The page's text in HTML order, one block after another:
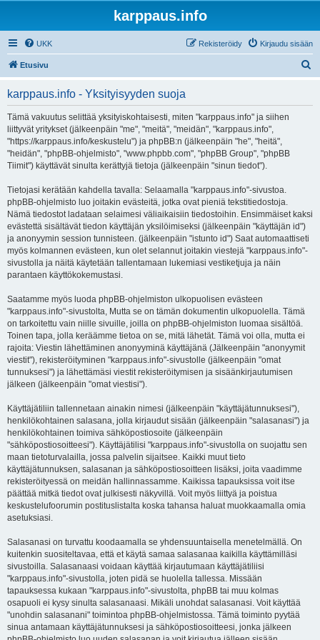
karppaus.info
UKK Kirjaudu sisään
Rekisteröidy
Etusivu
karppaus.info - Yksityisyyden suoja
Tämä vakuutus selittää yksityiskohtaisesti, miten "karppaus.info" ja siihen
liittyvät yritykset (jälkeenpäin "me", "meitä", "meidän", "karppaus.info",
"https://karppaus.info/keskustelu") ja phpBB:n (jälkeenpäin "he", "heitä",
"heidän", "phpBB-ohjelmisto", "www.phpbb.com", "phpBB Group", "phpBB
Tiimit") käyttävät sinulta kerättyjä tietoja (jälkeenpäin "sinun tiedot").
Tietojasi kerätään kahdella tavalla: Selaamalla "karppaus.info"-sivustoa.
phpBB-ohjelmisto luo joitakin evästeitä, jotka ovat pieniä tekstitiedostoja.
Nämä tiedostot ladataan selaimesi väliaikaisiin tiedostoihin. Ensimmäiset kaksi
evästettä sisältävät tiedon käyttäjän yksilöimiseksi (jälkeenpäin "käyttäjän id")
ja anonyymin session tunnisteen. (jälkeenpäin "istunto id") Saat automaattiseti
myös kolmannen evästeen, kun olet selannut joitakin viestejä "karppaus.info"-
sivustolla ja näitä käytetään tallentamaan lukemiasi vestiketjuja ja näin
parantaen käyttökokemustasi.
Saatamme myös luoda phpBB-ohjelmiston ulkopuolisen evästeen
"karppaus.info"-sivustolta, Mutta se on tämän dokumentin ulkopuolella. Tämä
on tarkoitettu vain niille sivuille, joilla on phpBB-ohjelmiston luomaa sisältöä.
Toinen tapa, jolla keräämme tietoa on se, mitä lähetät. Tämä voi olla, mutta ei
rajoita: Viestin lähettäminen anonyyminä käyttäjänä (Jälkeenpäin "anonyymit
viestit"), rekisteröityminen "karppaus.info"-sivustolle (jälkeenpäin "omat
tunnuksesi") ja lähettämäsi viestit rekisteröitymisen ja sisäänkirjautumisen
jälkeen (jälkeenpäin "omat viestisi").
Käyttäjätiliin tallennetaan ainakin nimesi (jälkeenpäin "käyttäjätunnuksesi"),
henkilökohtainen salasana, jolla kirjaudut sisään (jälkeenpäin "salasanasi") ja
henkilökohtainen toimiva sähköpostiosoite (jälkeenpäin
"sähköpostiosoitteesi"). Käyttäjätilisi "karppaus.info"-sivustolla on suojattu sen
maan tietoturvalailla, jossa palvelin sijaitsee. Kaikki muut tieto
käyttäjätunnuksen, salasanan ja sähköpostiosoitteen lisäksi, joita vaadimme
rekisteröityessä on meidän hallinnassamme. Kaikissa tapauksissa voit itse
päättää mitkä tiedot ovat julkisesti näkyvillä. Voit myös liittyä ja poistua
keskustelufoorumin postituslistalta koska tahansa haluat muokkaamalla omia
asetuksiasi.
Salasanasi on turvattu koodaamalla se yhdensuuntaisella menetelmällä. On
kuitenkin suositeltavaa, että et käytä samaa salasanaa kaikilla käyttämilläsi
sivustoilla. Salasanaasi voidaan käyttää kirjautumaan käyttäjätiliisi
"karppaus.info"-sivustolla, joten pidä se huolella tallessa. Missään
tapauksessa kukaan "karppaus.info"-sivustolta, phpBB tai muu kolmas
osapuoli ei kysy sinulta salasanaasi. Mikäli unohdat salasanasi. Voit käyttää
"unohdin salasanani" toimintoa phpBB-ohjelmistossa. Tämä toiminto pyytää
sinua antamaan käyttäjätunnuksesi ja sähköpostiosoitteesi, jonka jälkeen